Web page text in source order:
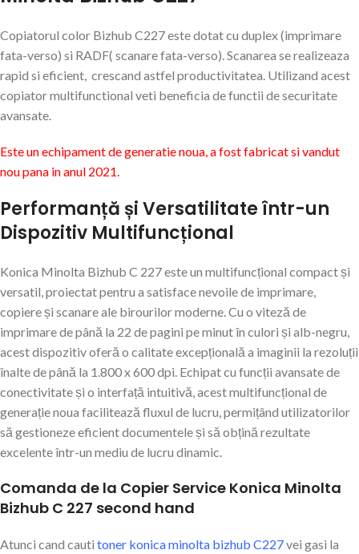
Copiatorul color Bizhub C227 este dotat cu duplex (imprimare
fata-verso) si RADF( scanare fata-verso). Scanarea se realizeaza
rapid si eficient, crescand astfel productivitatea. Utilizand acest
copiator multifunctional veti beneficia de functii de securitate
avansate.
Este un echipament de generatie noua, a fost fabricat si vandut
nou pana in anul 2021.
Performanță și Versatilitate într-un
Dispozitiv Multifuncțional
Konica Minolta Bizhub C 227 este un multifuncțional compact și
versatil, proiectat pentru a satisface nevoile de imprimare,
copiere și scanare ale birourilor moderne. Cu o viteză de
imprimare de până la 22 de pagini pe minut în culori și alb-negru,
acest dispozitiv oferă o calitate excepțională a imaginii la rezoluții
înalte de până la 1.800 x 600 dpi. Echipat cu funcții avansate de
conectivitate și o interfață intuitivă, acest multifuncțional de
generație noua facilitează fluxul de lucru, permițând utilizatorilor
să gestioneze eficient documentele și să obțină rezultate
excelente într-un mediu de lucru dinamic.
Comanda de la Copier Service Konica Minolta
Bizhub C 227 second hand
Atunci cand cauti toner konica minolta bizhub C227vei gasi la